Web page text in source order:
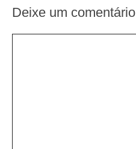
Deixe um comentário